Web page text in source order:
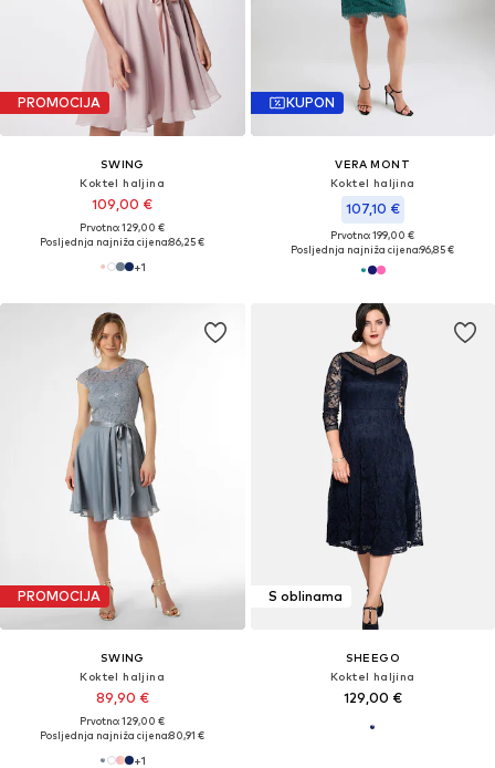
PROMOCIJA
SWING
Koktel haljina
109,00 €
Prvotno: 129,00 €
Posljednja najniža cijena:86,25 €
+1
KUPON
VERA MONT
Koktel haljina
107,10 €
Prvotno: 199,00 €
Posljednja najniža cijena:96,85 €
PROMOCIJA
SWING
Koktel haljina
89,90 €
Prvotno: 129,00 €
Posljednja najniža cijena:80,91 €
+1
S oblinama
SHEEGO
Koktel haljina
129,00 €